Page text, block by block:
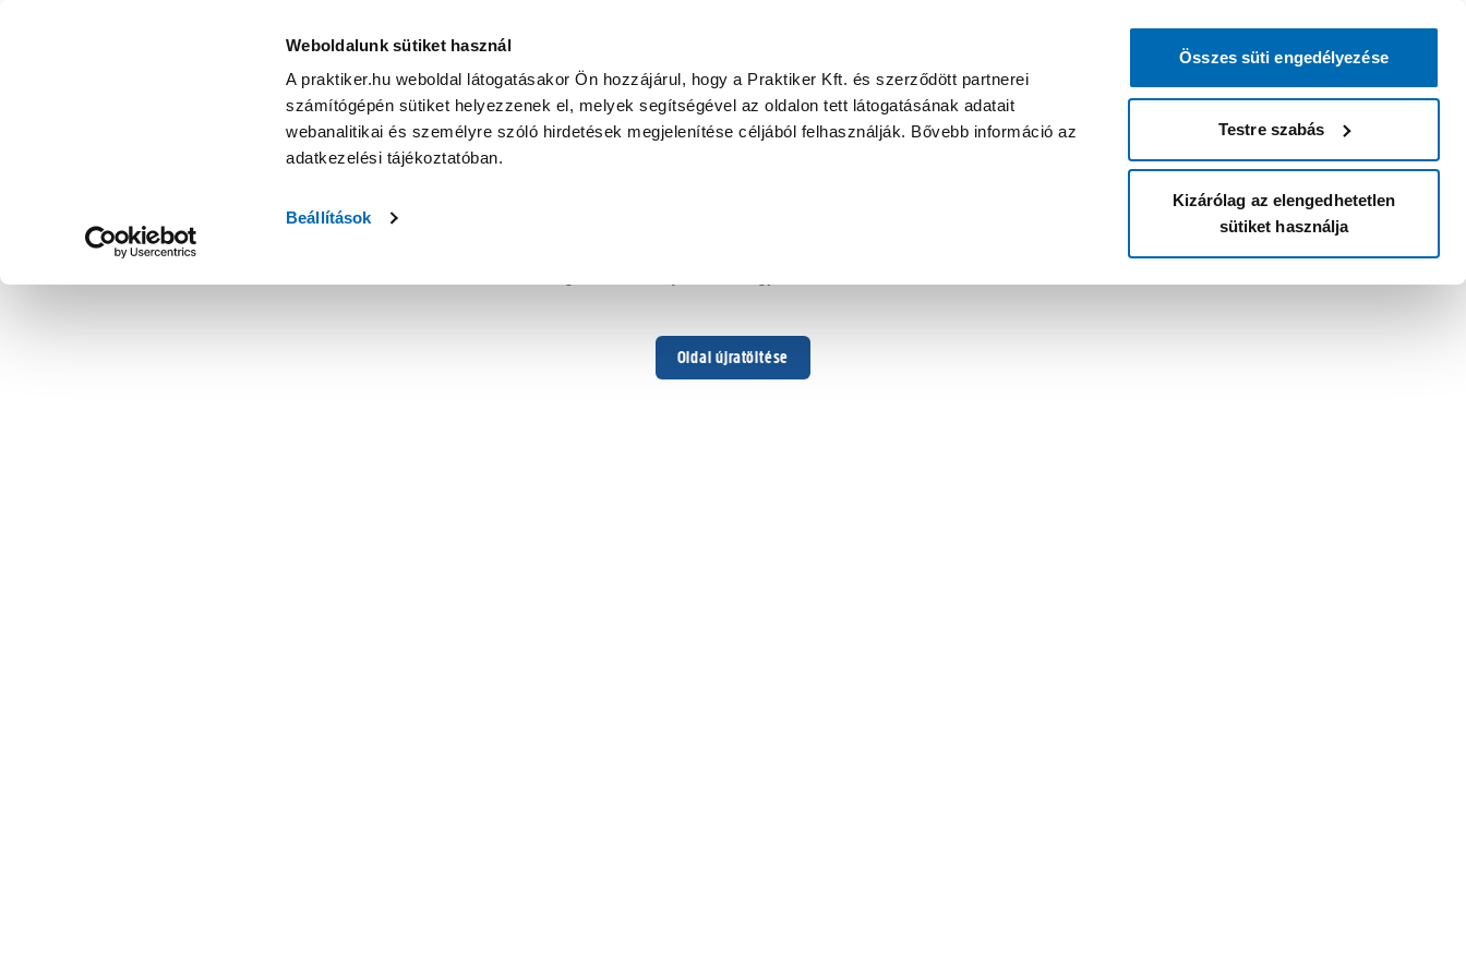
Weboldalunk sütiket használ
A praktiker.hu weboldal látogatásakor Ön hozzájárul, hogy a Praktiker Kft. és szerződött partnerei
számítógépén sütiket helyezzenek el, melyek segítségével az oldalon tett látogatásának adatait
webanalitikai és személyre szóló hirdetések megjelenítése céljából felhasználják. Bővebb információ az
adatkezelési tájékoztatóban.
Beállítások
Összes süti engedélyezése
Testre szabás
Kizárólag az elengedhetetlen
sütiket használja
Oldal újratöltése